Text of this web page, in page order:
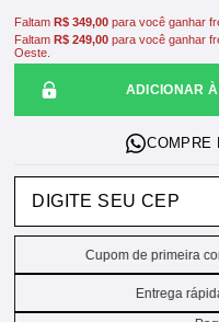
ADICIONAR
FaltamR$ 349,00 para você ganhar
FaltamR$ 249,00 para você ganhar
Oeste.
Cupom de primeira
Entrega